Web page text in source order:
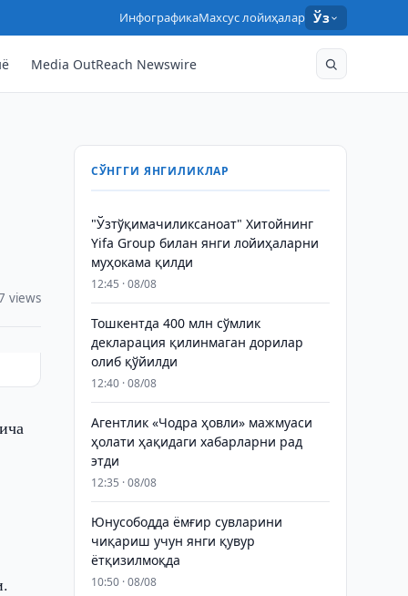
ИнфографикаМахсус лойиҳалар Ўз
Media OutReach Newswire
views
СЎНГГИ ЯНГИЛИКЛАР
"Ўзтўқимачиликсаноат" Хитойнинг
Yifa Group билан янги лойиҳаларни
муҳокама қилди
12:45 · 08/08
Тошкентда 400 млн сўмлик
декларация қилинмаган дорилар
олиб қўйилди
12:40 · 08/08
Агентлик «Чодра ҳовли» мажмуаси
ҳолати ҳақидаги хабарларни рад
этди
12:35 · 08/08
Юнусободда ёмғир сувларини
чиқариш учун янги қувур
ётқизилмоқда
10:50 · 08/08